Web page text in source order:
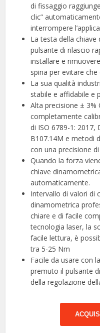
di fissaggio
clic”
interrompere
La testa della
pulsante di rilascio
installare e
spina per evitare che
La sua qualità
stabile e affidabile e
Alta precisione ± 3%
completamente
di ISO 6789-1: 2017,
B107.14M e metodi
con una precisione
Quando la forza
chiave
automaticamente.
Intervallo di valori di
dinamometrica
chiare e di facile
tecnologia laser, la
facile lettura, è
tra 5-25 Nm
Facile da usare con
premuto il pulsante
della regolazione